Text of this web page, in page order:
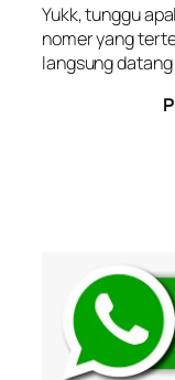
Yukk, tunggu
nomer yang
langsung